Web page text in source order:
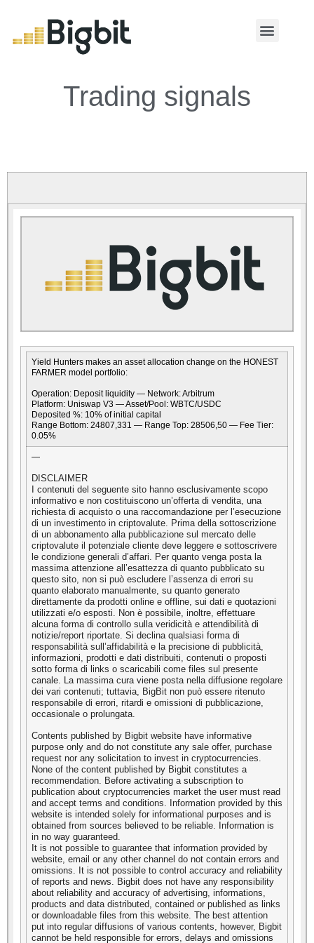
Trading signals
Yield Hunters makes an asset allocation change on the HONEST
FARMER model portfolio:
Operation: Deposit liquidity — Network: Arbitrum
Platform: Uniswap V3 — Asset/Pool: WBTC/USDC
Deposited %: 10% of initial capital
Range Bottom: 24807,331 — Range Top: 28506,50 — Fee Tier:
0.05%
—
DISCLAIMER
I contenuti del seguente sito hanno esclusivamente scopo
informativo e non costituiscono un’offerta di vendita, una
richiesta di acquisto o una raccomandazione per l’esecuzione
di un investimento in criptovalute. Prima della sottoscrizione
di un abbonamento alla pubblicazione sul mercato delle
criptovalute il potenziale cliente deve leggere e sottoscrivere
le condizione generali d’affari. Per quanto venga posta la
massima attenzione all’esattezza di quanto pubblicato su
questo sito, non si può escludere l’assenza di errori su
quanto elaborato manualmente, su quanto generato
direttamente da prodotti online e offline, sui dati e quotazioni
utilizzati e/o esposti. Non è possibile, inoltre, effettuare
alcuna forma di controllo sulla veridicità e attendibilità di
notizie/report riportate. Si declina qualsiasi forma di
responsabilità sull’affidabilità e la precisione di pubblicità,
informazioni, prodotti e dati distribuiti, contenuti o proposti
sotto forma di links o scaricabili come files sul presente
canale. La massima cura viene posta nella diffusione regolare
dei vari contenuti; tuttavia, BigBit non può essere ritenuto
responsabile di errori, ritardi e omissioni di pubblicazione,
occasionale o prolungata.
Contents published by Bigbit website have informative
purpose only and do not constitute any sale offer, purchase
request nor any solicitation to invest in cryptocurrencies.
None of the content published by Bigbit constitutes a
recommendation. Before activating a subscription to
publication about cryptocurrencies market the user must read
and accept terms and conditions. Information provided by this
website is intended solely for informational purposes and is
obtained from sources believed to be reliable. Information is
in no way guaranteed.
It is not possible to guarantee that information provided by
website, email or any other channel do not contain errors and
omissions. It is not possible to control accuracy and reliability
of reports and news. Bigbit does not have any responsibility
about reliability and accuracy of advertising, informations,
products and data distributed, contained or published as links
or downloadable files from this website. The best attention
put into regular diffusions of various contents, however, Bigbit
cannot be held responsible for errors, delays and omissions